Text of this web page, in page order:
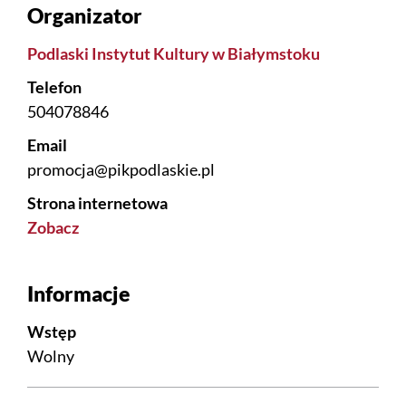
Organizator
Podlaski Instytut Kultury w Białymstoku
Telefon
504078846
Email
promocja@pikpodlaskie.pl
Strona internetowa
Zobacz
Informacje
Wstęp
Wolny